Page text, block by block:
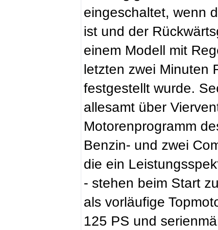
eingeschaltet, wenn
ist und der
einem Modell mit
letzten zwei Minuten
festgestellt wurde.
allesamt über
Motorenprogramm
Benzin- und zwei
die ein
- stehen beim Start
als vorläufige
125 PS und